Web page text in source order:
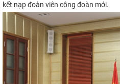
kết nạp đoàn viên công đoàn mới.